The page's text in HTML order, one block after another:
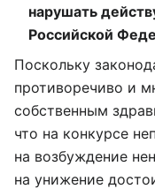
нарушать
Российской
Поскольку
противоречиво и
собственным
что на конкурсе
на возбуждение
на унижение